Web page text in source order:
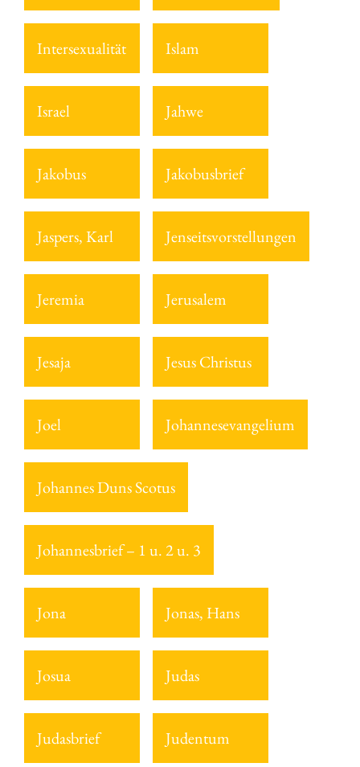
Intersexualität Islam
Israel Jahwe
Jakobus Jakobusbrief
Jaspers, Karl Jenseitsvorstellungen
Jeremia Jerusalem
Jesaja Jesus Christus
Joel Johannesevangelium
Johannes Duns Scotus
Johannesbrief – 1 u. 2 u. 3
Jona Jonas, Hans
Josua Judas
Judasbrief Judentum